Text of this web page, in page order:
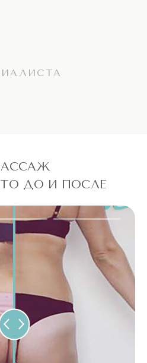
ДО И ПОСЛЕ